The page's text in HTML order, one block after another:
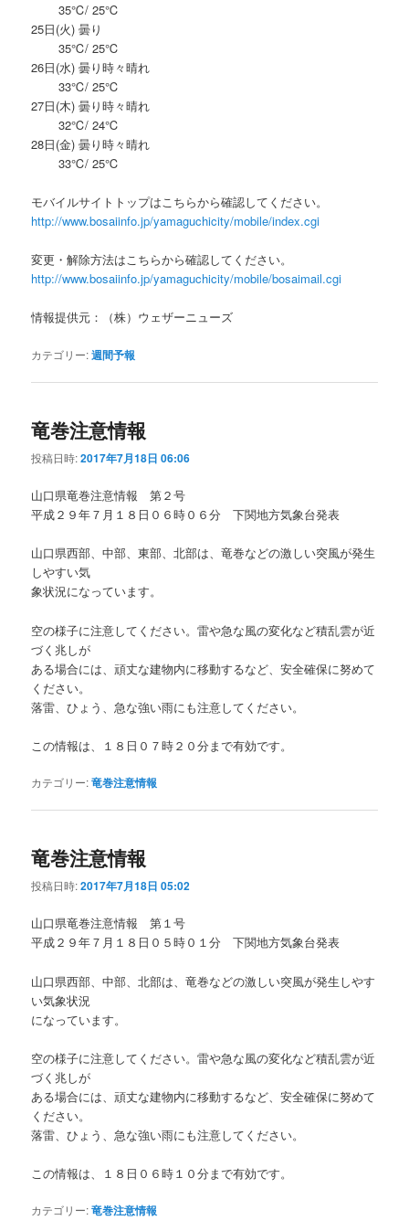
35℃/ 25℃
25日(火) 曇り
35℃/ 25℃
26日(水) 曇り時々晴れ
33℃/ 25℃
27日(木) 曇り時々晴れ
32℃/ 24℃
28日(金) 曇り時々晴れ
33℃/ 25℃
モバイルサイトトップはこちらから確認してください。
http://www.bosaiinfo.jp/yamaguchicity/mobile/index.cgi
変更・解除方法はこちらから確認してください。
http://www.bosaiinfo.jp/yamaguchicity/mobile/bosaimail.cgi
情報提供元：（株）ウェザーニューズ
カテゴリー:週間予報
竜巻注意情報
投稿日時:2017年7月18日 06:06
山口県竜巻注意情報 第２号
平成２９年７月１８日０６時０６分 下関地方気象台発表
山口県西部、中部、東部、北部は、竜巻などの激しい突風が発生
しやすい気
象状況になっています。
空の様子に注意してください。雷や急な風の変化など積乱雲が近
づく兆しが
ある場合には、頑丈な建物内に移動するなど、安全確保に努めて
ください。
落雷、ひょう、急な強い雨にも注意してください。
この情報は、１８日０７時２０分まで有効です。
カテゴリー:竜巻注意情報
竜巻注意情報
投稿日時:2017年7月18日 05:02
山口県竜巻注意情報 第１号
平成２９年７月１８日０５時０１分 下関地方気象台発表
山口県西部、中部、北部は、竜巻などの激しい突風が発生しやす
い気象状況
になっています。
空の様子に注意してください。雷や急な風の変化など積乱雲が近
づく兆しが
ある場合には、頑丈な建物内に移動するなど、安全確保に努めて
ください。
落雷、ひょう、急な強い雨にも注意してください。
この情報は、１８日０６時１０分まで有効です。
カテゴリー:竜巻注意情報